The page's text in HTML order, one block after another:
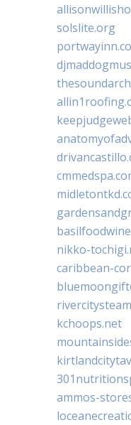
solslite.org
nikko-
caribbean-
kchoops.net
ammos-